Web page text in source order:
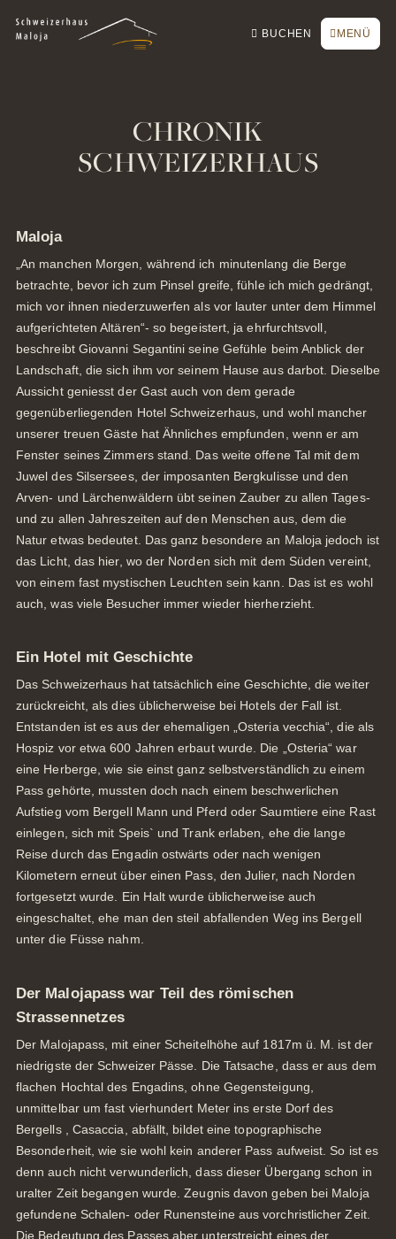
SCHLIESSEN
Tel.: +41 81 838 28 28
reservation@schweizerhaus.swiss
Online buchen
Webcam
BUCHEN MENÜ
CHRONIK
SCHWEIZERHAUS
Maloja
„An manchen Morgen, während ich minutenlang die Berge
betrachte, bevor ich zum Pinsel greife, fühle ich mich gedrängt,
mich vor ihnen niederzuwerfen als vor lauter unter dem Himmel
aufgerichteten Altären“- so begeistert, ja ehrfurchtsvoll,
beschreibt Giovanni Segantini seine Gefühle beim Anblick der
Landschaft, die sich ihm vor seinem Hause aus darbot. Dieselbe
Aussicht geniesst der Gast auch von dem gerade
gegenüberliegenden Hotel Schweizerhaus, und wohl mancher
unserer treuen Gäste hat Ähnliches empfunden, wenn er am
Fenster seines Zimmers stand. Das weite offene Tal mit dem
Juwel des Silsersees, der imposanten Bergkulisse und den
Arven- und Lärchenwäldern übt seinen Zauber zu allen Tages-
und zu allen Jahreszeiten auf den Menschen aus, dem die
Natur etwas bedeutet. Das ganz besondere an Maloja jedoch ist
das Licht, das hier, wo der Norden sich mit dem Süden vereint,
von einem fast mystischen Leuchten sein kann. Das ist es wohl
auch, was viele Besucher immer wieder hierherzieht.
Ein Hotel mit Geschichte
Das Schweizerhaus hat tatsächlich eine Geschichte, die weiter
zurückreicht, als dies üblicherweise bei Hotels der Fall ist.
Entstanden ist es aus der ehemaligen „Osteria vecchia“, die als
Hospiz vor etwa 600 Jahren erbaut wurde. Die „Osteria“ war
eine Herberge, wie sie einst ganz selbstverständlich zu einem
Pass gehörte, mussten doch nach einem beschwerlichen
Aufstieg vom Bergell Mann und Pferd oder Saumtiere eine Rast
einlegen, sich mit Speis` und Trank erlaben, ehe die lange
Reise durch das Engadin ostwärts oder nach wenigen
Kilometern erneut über einen Pass, den Julier, nach Norden
fortgesetzt wurde. Ein Halt wurde üblicherweise auch
eingeschaltet, ehe man den steil abfallenden Weg ins Bergell
unter die Füsse nahm.
Der Malojapass war Teil des römischen
Strassennetzes
Der Malojapass, mit einer Scheitelhöhe auf 1817m ü. M. ist der
niedrigste der Schweizer Pässe. Die Tatsache, dass er aus dem
flachen Hochtal des Engadins, ohne Gegensteigung,
unmittelbar um fast vierhundert Meter ins erste Dorf des
Bergells , Casaccia, abfällt, bildet eine topographische
Besonderheit, wie sie wohl kein anderer Pass aufweist. So ist es
denn auch nicht verwunderlich, dass dieser Übergang schon in
uralter Zeit begangen wurde. Zeugnis davon geben bei Maloja
gefundene Schalen- oder Runensteine aus vorchristlicher Zeit.
Die Bedeutung des Passes aber unterstreicht eines der